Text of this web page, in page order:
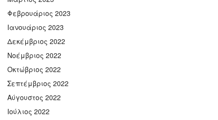
Φεβρουάριος 2023
Ιανουάριος 2023
Δεκέμβριος 2022
Νοέμβριος 2022
Οκτώβριος 2022
Σεπτέμβριος 2022
Αύγουστος 2022
Ιούλιος 2022